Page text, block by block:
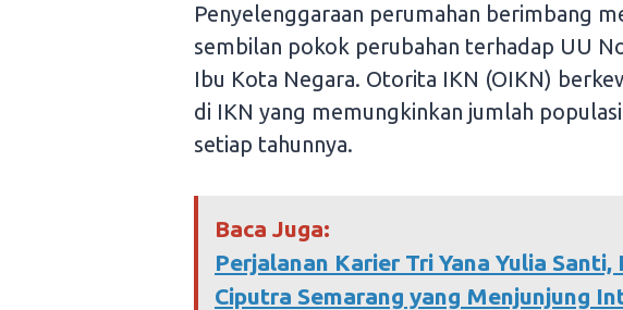
Penyelenggaraan perumahan berimbang
sembilan pokok perubahan terhadap UU
Ibu Kota Negara. Otorita IKN (OIKN)
di IKN yang memungkinkan jumlah
setiap tahunnya.
Baca Juga:
Perjalanan Karier Tri Yana Yulia
Ciputra Semarang yang Menjunjung